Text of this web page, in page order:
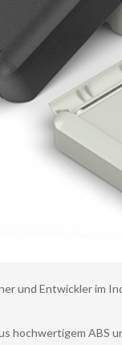
und Entwickler im
hochwertigem ABS